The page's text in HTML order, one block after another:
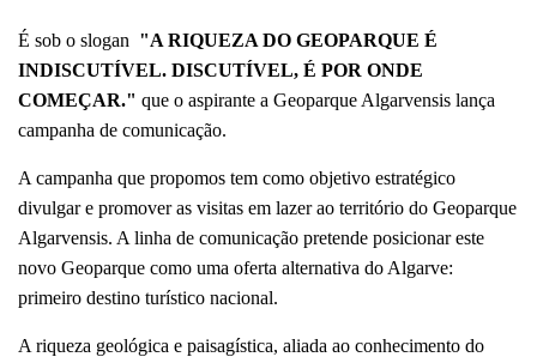
É sob o slogan "A RIQUEZA DO GEOPARQUE É
INDISCUTÍVEL. DISCUTÍVEL, É POR ONDE
COMEÇAR." que o aspirante a Geoparque Algarvensis lança
campanha de comunicação.
A campanha que propomos tem como objetivo estratégico
divulgar e promover as visitas em lazer ao território do Geoparque
Algarvensis. A linha de comunicação pretende posicionar este
novo Geoparque como uma oferta alternativa do Algarve:
primeiro destino turístico nacional.
A riqueza geológica e paisagística, aliada ao conhecimento do